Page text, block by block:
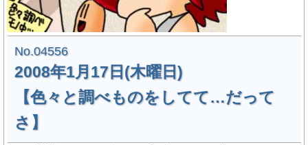
No.04556
2008年1月17日(木曜日)
【色々と調べものをしてて…だって
さ】